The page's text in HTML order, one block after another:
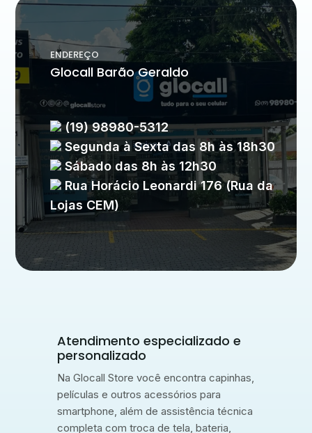
ENDEREÇO
Glocall Barão Geraldo
(19) 98980-5312
Segunda à Sexta das 8h às 18h30
Sábado das 8h às 12h30
Rua Horácio Leonardi 176 (Rua da
Lojas CEM)
Atendimento especializado e
personalizado
Na Glocall Store você encontra capinhas,
películas e outros acessórios para
smartphone, além de assistência técnica
completa com troca de tela, bateria,